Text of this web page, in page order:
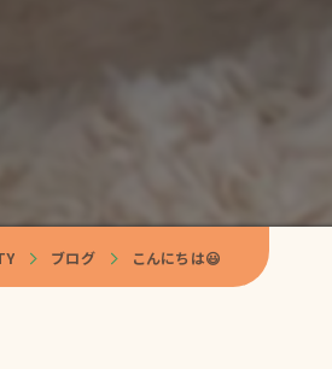
ブログ こんにちは😃